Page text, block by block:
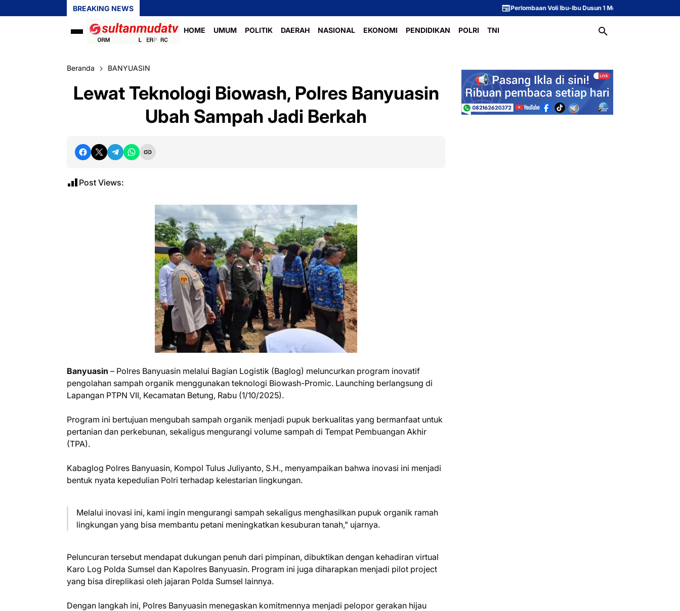
BREAKING NEWS Perlombaan Voli Ibu-Ibu Dusun 1 Meriahkan Peringatan HUT ke-81
HOME UMUM POLITIK DAERAH NASIONAL EKONOMI PENDIDIKAN POLRI TNI
Beranda BANYUASIN
Lewat Teknologi Biowash, Polres Banyuasin
Ubah Sampah Jadi Berkah
Post Views:
Banyuasin – Polres Banyuasin melalui Bagian Logistik (Baglog) meluncurkan program inovatif
pengolahan sampah organik menggunakan teknologi Biowash-Promic. Launching berlangsung di
Lapangan PTPN VII, Kecamatan Betung, Rabu (1/10/2025).
Program ini bertujuan mengubah sampah organik menjadi pupuk berkualitas yang bermanfaat untuk
pertanian dan perkebunan, sekaligus mengurangi volume sampah di Tempat Pembuangan Akhir
(TPA).
Kabaglog Polres Banyuasin, Kompol Tulus Juliyanto, S.H., menyampaikan bahwa inovasi ini menjadi
bentuk nyata kepedulian Polri terhadap kelestarian lingkungan.
Melalui inovasi ini, kami ingin mengurangi sampah sekaligus menghasilkan pupuk organik ramah
lingkungan yang bisa membantu petani meningkatkan kesuburan tanah," ujarnya.
Peluncuran tersebut mendapat dukungan penuh dari pimpinan, dibuktikan dengan kehadiran virtual
Karo Log Polda Sumsel dan Kapolres Banyuasin. Program ini juga diharapkan menjadi pilot project
yang bisa direplikasi oleh jajaran Polda Sumsel lainnya.
Dengan langkah ini, Polres Banyuasin menegaskan komitmennya menjadi pelopor gerakan hijau